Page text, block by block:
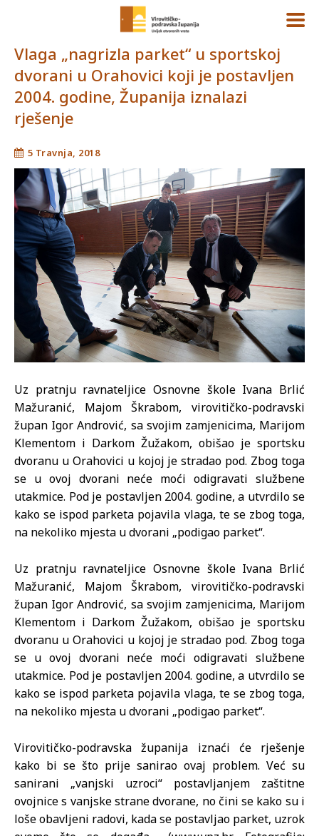
Vlaga „nagrizla parket“ u sportskoj
dvorani u Orahovici koji je postavljen
2004. godine, Županija iznalazi
rješenje
5 Travnja, 2018
Uz pratnju ravnateljice Osnovne škole Ivana Brlić
Mažuranić, Majom Škrabom, virovitičko-podravski
župan Igor Andrović, sa svojim zamjenicima, Marijom
Klementom i Darkom Žužakom, obišao je sportsku
dvoranu u Orahovici u kojoj je stradao pod. Zbog toga
se u ovoj dvorani neće moći odigravati službene
utakmice. Pod je postavljen 2004. godine, a utvrdilo se
kako se ispod parketa pojavila vlaga, te se zbog toga,
na nekoliko mjesta u dvorani „podigao parket“.
Uz pratnju ravnateljice Osnovne škole Ivana Brlić
Mažuranić, Majom Škrabom, virovitičko-podravski
župan Igor Andrović, sa svojim zamjenicima, Marijom
Klementom i Darkom Žužakom, obišao je sportsku
dvoranu u Orahovici u kojoj je stradao pod. Zbog toga
se u ovoj dvorani neće moći odigravati službene
utakmice. Pod je postavljen 2004. godine, a utvrdilo se
kako se ispod parketa pojavila vlaga, te se zbog toga,
na nekoliko mjesta u dvorani „podigao parket“.
Virovitičko-podravska županija iznaći će rješenje
kako bi se što prije sanirao ovaj problem. Već su
sanirani „vanjski uzroci“ postavljanjem zaštitne
ovojnice s vanjske strane dvorane, no čini se kako su i
loše obavljeni radovi, kada se postavljao parket, uzrok